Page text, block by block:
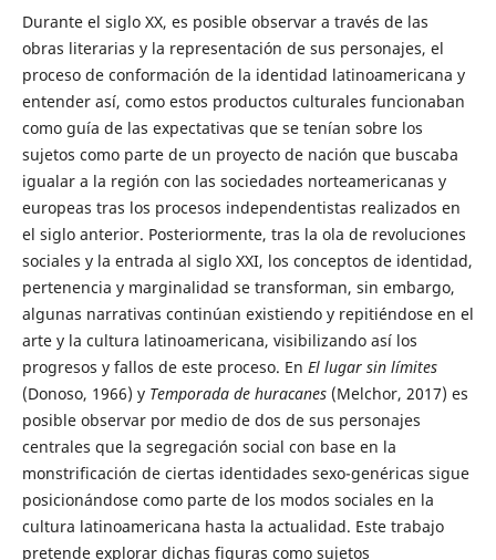
Durante el siglo XX, es posible observar a través de las
obras literarias y la representación de sus personajes, el
proceso de conformación de la identidad latinoamericana y
entender así, como estos productos culturales funcionaban
como guía de las expectativas que se tenían sobre los
sujetos como parte de un proyecto de nación que buscaba
igualar a la región con las sociedades norteamericanas y
europeas tras los procesos independentistas realizados en
el siglo anterior. Posteriormente, tras la ola de revoluciones
sociales y la entrada al siglo XXI, los conceptos de identidad,
pertenencia y marginalidad se transforman, sin embargo,
algunas narrativas continúan existiendo y repitiéndose en el
arte y la cultura latinoamericana, visibilizando así los
progresos y fallos de este proceso. En El lugar sin límites
(Donoso, 1966) y Temporada de huracanes(Melchor, 2017) es
posible observar por medio de dos de sus personajes
centrales que la segregación social con base en la
monstrificación de ciertas identidades sexo-genéricas sigue
posicionándose como parte de los modos sociales en la
cultura latinoamericana hasta la actualidad. Este trabajo
pretende explorar dichas figuras como sujetos